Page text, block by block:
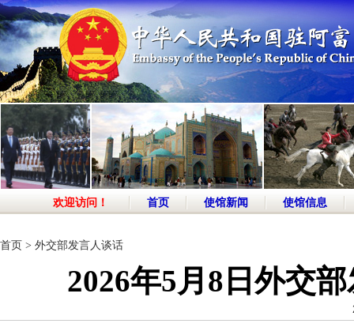
欢迎访问！ 首页 使馆新闻 使馆信息
首页 > 外交部发言人谈话
2026年5月8日外交